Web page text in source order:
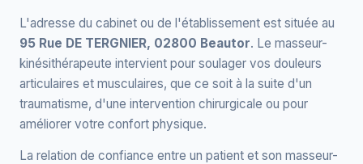
L'adresse du cabinet ou de l'établissement est située au
95 Rue DE TERGNIER, 02800 Beautor. Le masseur-
kinésithérapeute intervient pour soulager vos douleurs
articulaires et musculaires, que ce soit à la suite d'un
traumatisme, d'une intervention chirurgicale ou pour
améliorer votre confort physique.
La relation de confiance entre un patient et son masseur-